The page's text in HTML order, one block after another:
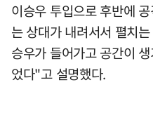
이승우 투입으로 후반에
는 상대가 내려서서 펼치
승우가 들어가고 공간이
었다"고 설명했다.